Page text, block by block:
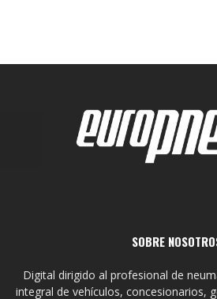
SOBRE
Digital dirigido al profesional de
integral de vehículos, concesionarios,